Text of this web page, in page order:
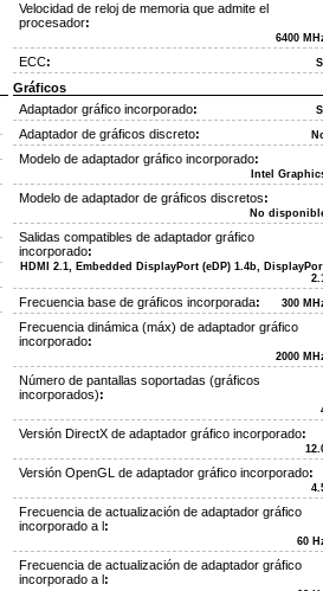
Velocidad de reloj de memoria que admite el
procesador:
6400
ECC:
Gráficos
Adaptador gráfico incorporado:
Adaptador de gráficos discreto:
Modelo de adaptador gráfico incorporado:
Intel
Modelo de adaptador de gráficos discretos:
No
Salidas compatibles de adaptador gráfico
incorporado:
HDMI 2.1, Embedded DisplayPort (eDP) 1.4b,
Frecuencia base de gráficos incorporada: 300
Frecuencia dinámica (máx) de adaptador gráfico
incorporado:
2000
Número de pantallas soportadas (gráficos
incorporados):
Versión DirectX de adaptador gráfico incorporado:
Versión OpenGL de adaptador gráfico incorporado:
Frecuencia de actualización de adaptador gráfico
incorporado a l:
60
Frecuencia de actualización de adaptador gráfico
incorporado a l: